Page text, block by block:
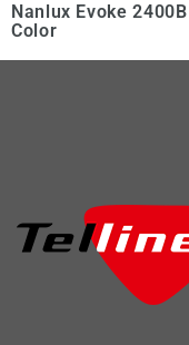
Nanlux Evoke
Color